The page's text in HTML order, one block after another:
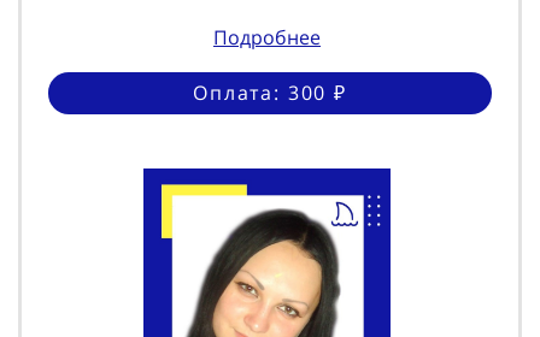
Подробнее
Оплата: 300 ₽